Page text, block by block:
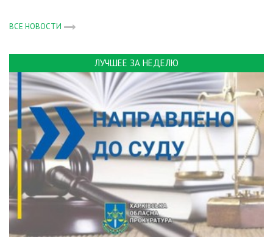
ВСЕ НОВОСТИ
ЛУЧШЕЕ ЗА НЕДЕЛЮ